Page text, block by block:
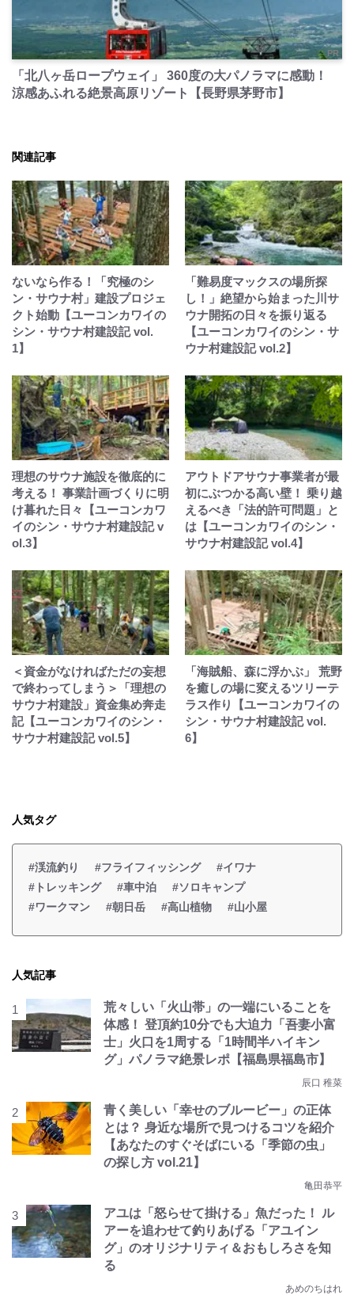
PR
「北八ヶ岳ロープウェイ」 360度の大パノラマに感動！
涼感あふれる絶景高原リゾート【長野県茅野市】
関連記事
ないなら作る！「究極のシ
ン・サウナ村」建設プロジェ
クト始動【ユーコンカワイの
シン・サウナ村建設記 vol.
1】
「難易度マックスの場所探
し！」絶望から始まった川サ
ウナ開拓の日々を振り返る
【ユーコンカワイのシン・サ
ウナ村建設記 vol.2】
理想のサウナ施設を徹底的に
考える！ 事業計画づくりに明
け暮れた日々【ユーコンカワ
イのシン・サウナ村建設記 v
ol.3】
アウトドアサウナ事業者が最
初にぶつかる高い壁！ 乗り越
えるべき「法的許可問題」と
は【ユーコンカワイのシン・
サウナ村建設記 vol.4】
＜資金がなければただの妄想
で終わってしまう＞「理想の
サウナ村建設」資金集め奔走
記【ユーコンカワイのシン・
サウナ村建設記 vol.5】
「海賊船、森に浮かぶ」 荒野
を癒しの場に変えるツリーテ
ラス作り【ユーコンカワイの
シン・サウナ村建設記 vol.
6】
人気タグ
#渓流釣り #フライフィッシング
#イワナ
#トレッキング
#車中泊
#ソロキャンプ
#ワークマン
#朝日岳 #高山植物 #山小屋
人気記事
荒々しい「火山帯」の一端にいることを
体感！ 登頂約10分でも大迫力「吾妻小富
士」火口を1周する「1時間半ハイキン
グ」パノラマ絶景レポ【福島県福島市】
辰口 稚菜
青く美しい「幸せのブルービー」の正体
とは？ 身近な場所で見つけるコツを紹介
【あなたのすぐそばにいる「季節の虫」
の探し方 vol.21】
亀田恭平
アユは「怒らせて掛ける」魚だった！ ル
アーを追わせて釣りあげる「アユイン
グ」のオリジナリティ＆おもしろさを知
る
あめのちはれ